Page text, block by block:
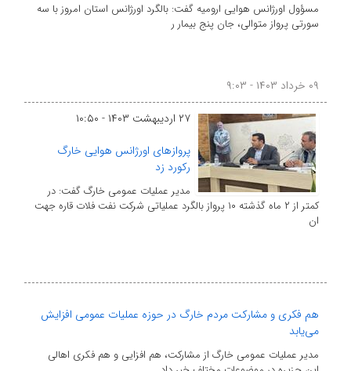
مسؤول اورژانس هوایی ارومیه گفت: بالگرد اورژانس استان امروز با سه
سورتی پرواز متوالی، جان پنج بیمار ر
۰۹ خرداد ۱۴۰۳ - ۹:۰۳
۲۷ اردیبهشت ۱۴۰۳ - ۱۰:۵۰
پروازهای اورژانس هوایی خارگ
رکورد زد
مدیر عملیات عمومی خارگ گفت: در
کمتر از ۲ ماه گذشته ۱۰ پرواز بالگرد عملیاتی شرکت نفت فلات قاره جهت
ان
هم فکری و مشارکت مردم خارگ در حوزه عملیات عمومی افزایش
می‌یابد
مدیر عملیات عمومی خارگ از مشارکت، هم افزایی و هم فکری اهالی